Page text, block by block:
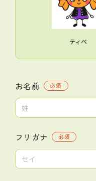
ティペ
お名前 必須
フリガナ 必須